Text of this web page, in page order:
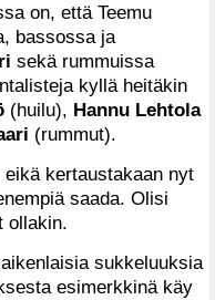
on, että Teemu
bassossa ja
sekä rummuissa
kyllä heitäkin
(huilu), Hannu Lehtola
(rummut).
kertaustakaan nyt
saada. Olisi
ollakin.
sukkeluuksia
esimerkkinä käy